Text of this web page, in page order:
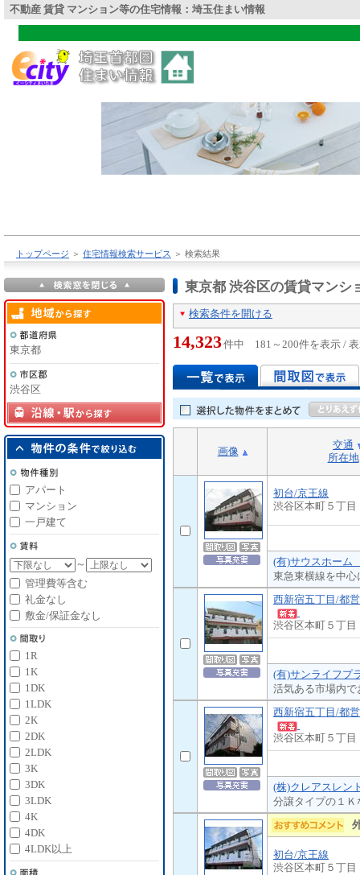
不動産 賃貸 マンション等の住宅情報：埼玉住まい情報
トップページ ＞ 住宅情報検索サービス ＞ 検索結果
東京都 渋谷区の賃貸マンシ
検索条件を開ける
14,323件中 181～200件を表示 /
画像
交通
所在地
初台/京王線
渋谷区本町５丁目
(有)サウスホーム
東急東横線を中
西新宿五丁目/都
渋谷区本町５丁目
(有)サンライフプ
活気ある市場内
西新宿五丁目/都
渋谷区本町５丁目
(株)クレアスレン
分譲タイプの１Ｋ
初台/京王線
渋谷区本町５丁目
東京都
渋谷区
アパート
マンション
一戸建て
～
管理費等含む
礼金なし
敷金/保証金なし
1R
1K
1DK
1LDK
2K
2DK
2LDK
3K
3DK
3LDK
4K
4DK
4LDK以上